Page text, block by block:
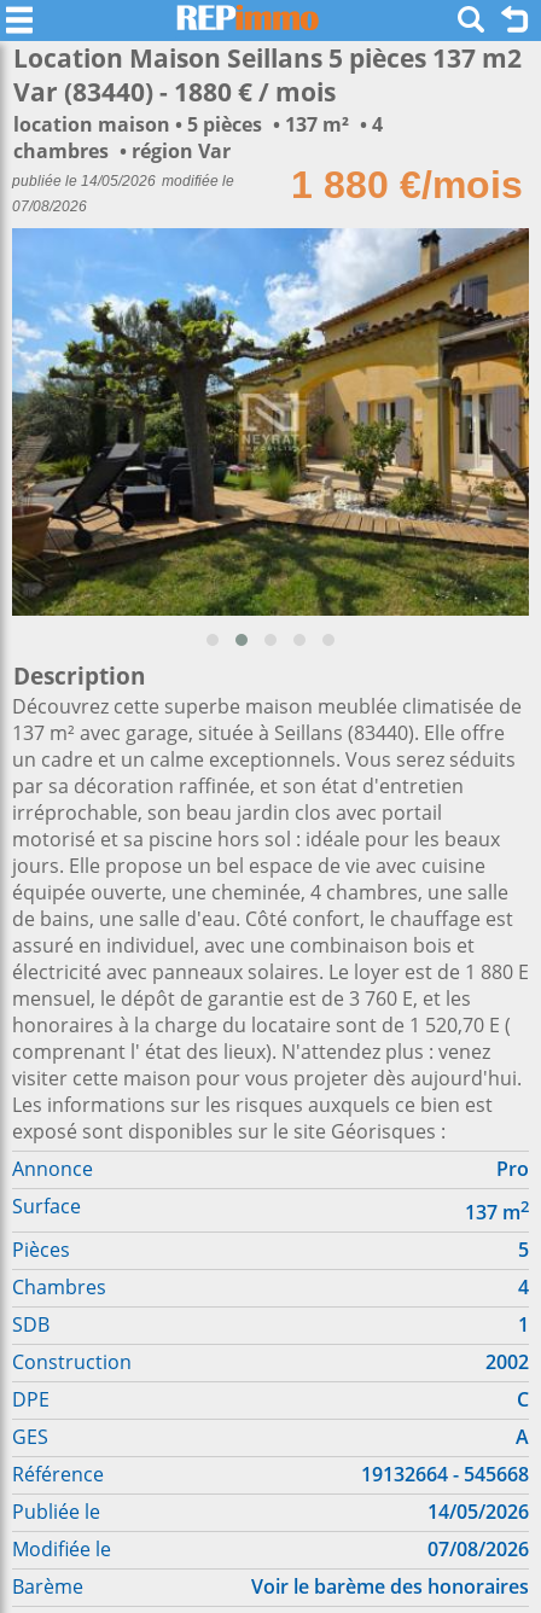
Location Maison Seillans 5 pièces 137 m2
Var (83440) - 1880 € / mois
location maison 5 pièces 137 m²
4
chambres
région Var
1 880 €/mois
publiée le 14/05/2026 modifiée le
07/08/2026
Description
Découvrez cette superbe maison meublée climatisée de
137 m² avec garage, située à Seillans (83440). Elle offre
un cadre et un calme exceptionnels. Vous serez séduits
par sa décoration raffinée, et son état d'entretien
irréprochable, son beau jardin clos avec portail
motorisé et sa piscine hors sol : idéale pour les beaux
jours. Elle propose un bel espace de vie avec cuisine
équipée ouverte, une cheminée, 4 chambres, une salle
de bains, une salle d'eau. Côté confort, le chauffage est
assuré en individuel, avec une combinaison bois et
électricité avec panneaux solaires. Le loyer est de 1 880 E
mensuel, le dépôt de garantie est de 3 760 E, et les
honoraires à la charge du locataire sont de 1 520,70 E (
comprenant l' état des lieux). N'attendez plus : venez
visiter cette maison pour vous projeter dès aujourd'hui.
Les informations sur les risques auxquels ce bien est
exposé sont disponibles sur le site Géorisques :
Annonce
Pro
Surface
137 m2
Pièces
5
Chambres
4
SDB
1
Construction
2002
DPE
C
GES
A
Référence
19132664 - 545668
Publiée le
14/05/2026
Modifiée le
07/08/2026
Barème
Voir le barème des honoraires